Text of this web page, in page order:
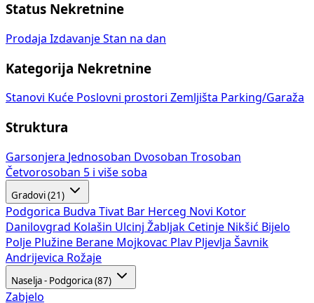
Status Nekretnine
Prodaja Izdavanje Stan na dan
Kategorija Nekretnine
Stanovi Kuće Poslovni prostori Zemljišta Parking/Garaža
Struktura
Garsonjera Jednosoban Dvosoban Trosoban
Četvorosoban 5 i više soba
Gradovi (21)
Podgorica Budva Tivat Bar Herceg Novi Kotor
Danilovgrad Kolašin Ulcinj Žabljak Cetinje Nikšić Bijelo
Polje Plužine Berane Mojkovac Plav Pljevlja Šavnik
Andrijevica Rožaje
Naselja - Podgorica (87)
Zabjelo